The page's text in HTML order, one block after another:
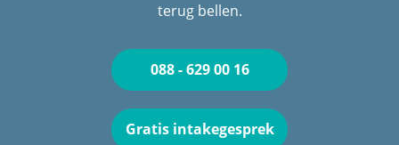
terug bellen.
088 - 629 00 16
Gratis intakegesprek